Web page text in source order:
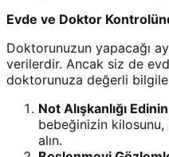
Evde ve Doktor
Doktorunuzun yapacağı
verilerdir. Ancak siz de
doktorunuza değerli
Not Alışkanlığı
bebeğinizin
alın.